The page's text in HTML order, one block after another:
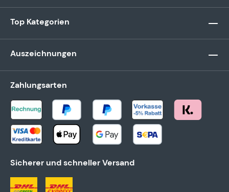
Top Kategorien
Auszeichnungen
Zahlungsarten
Sicherer und schneller Versand